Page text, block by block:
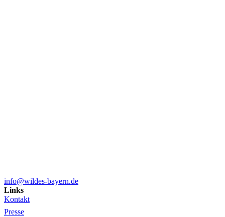
info@wildes-bayern.de
Links
Kontakt
Presse